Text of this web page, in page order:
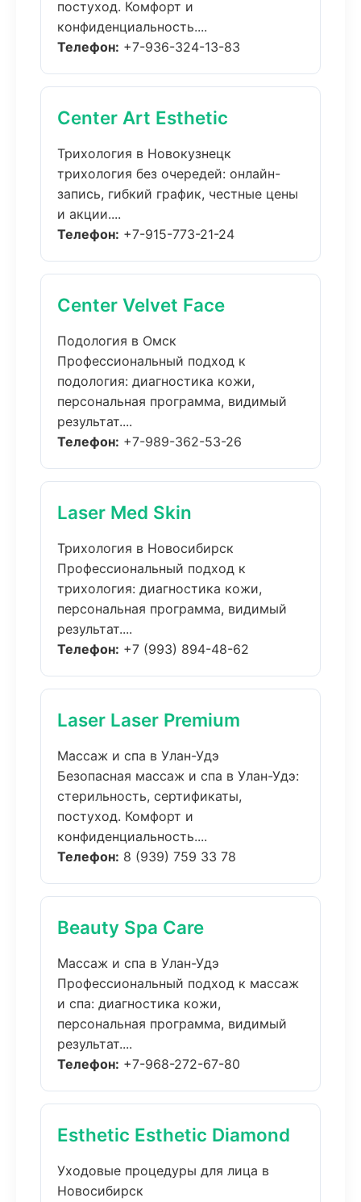
постуход. Комфорт и
конфиденциальность....
Телефон: +7-936-324-13-83
Center Art Esthetic
Трихология в Новокузнецк
трихология без очередей: онлайн-
запись, гибкий график, честные цены
и акции....
Телефон: +7-915-773-21-24
Center Velvet Face
Подология в Омск
Профессиональный подход к
подология: диагностика кожи,
персональная программа, видимый
результат....
Телефон: +7-989-362-53-26
Laser Med Skin
Трихология в Новосибирск
Профессиональный подход к
трихология: диагностика кожи,
персональная программа, видимый
результат....
Телефон: +7 (993) 894-48-62
Laser Laser Premium
Массаж и спа в Улан-Удэ
Безопасная массаж и спа в Улан-Удэ:
стерильность, сертификаты,
постуход. Комфорт и
конфиденциальность....
Телефон: 8 (939) 759 33 78
Beauty Spa Care
Массаж и спа в Улан-Удэ
Профессиональный подход к массаж
и спа: диагностика кожи,
персональная программа, видимый
результат....
Телефон: +7-968-272-67-80
Esthetic Esthetic Diamond
Уходовые процедуры для лица в
Новосибирск